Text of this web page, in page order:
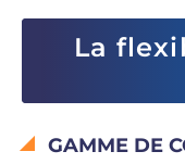
La
GAMME DE